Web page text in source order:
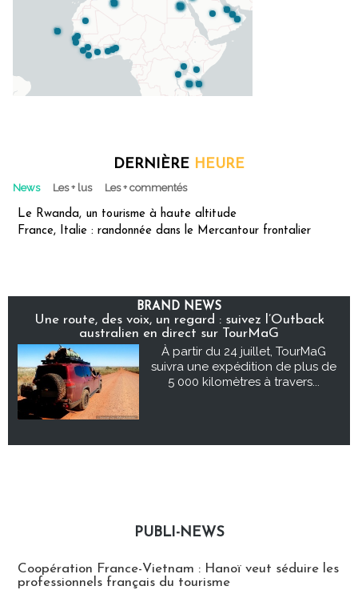
DERNIÈRE HEURE
News Les + lus Les + commentés
Le Rwanda, un tourisme à haute altitude
France, Italie : randonnée dans le Mercantour frontalier
BRAND NEWS
Une route, des voix, un regard : suivez l’Outback
australien en direct sur TourMaG
À partir du 24 juillet, TourMaG
suivra une expédition de plus de
5 000 kilomètres à travers...
PUBLI-NEWS
Coopération France-Vietnam : Hanoï veut séduire les
professionnels français du tourisme